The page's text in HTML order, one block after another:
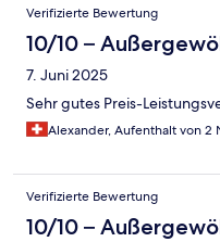
Verifizierte Bewertung
10/10 –
7. Juni 2025
Sehr gutes Preis-
Alexander, Aufenthalt von 2
Verifizierte Bewertung
10/10 –